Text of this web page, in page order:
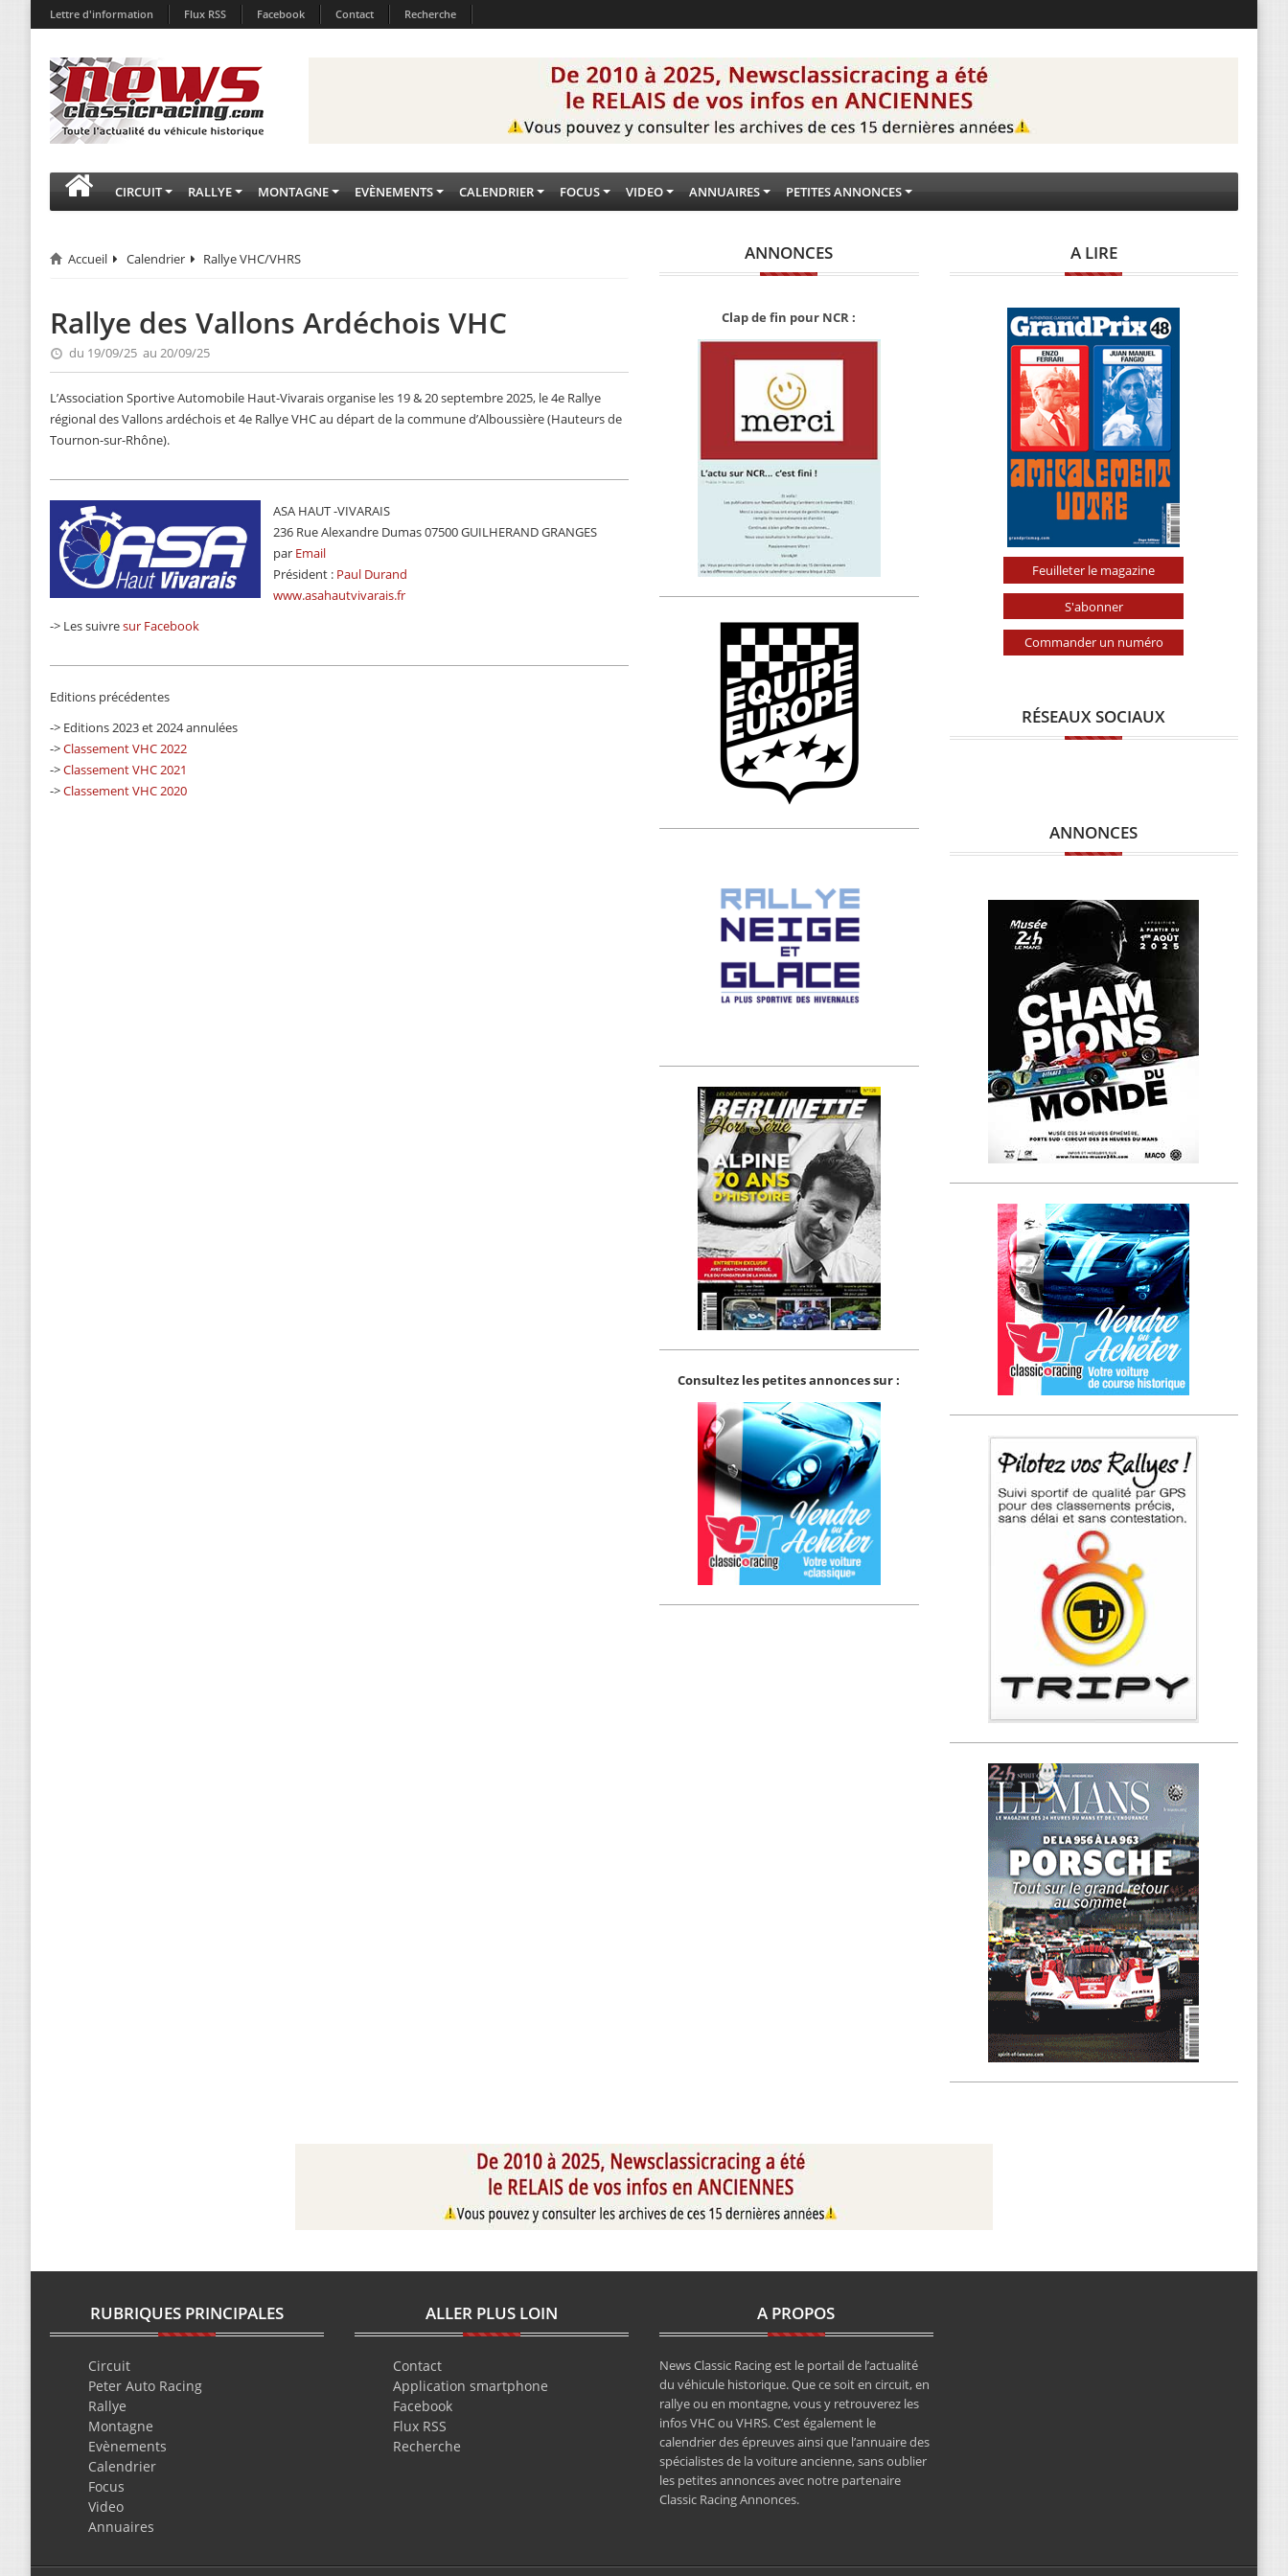
Lettre d'information Flux RSS Facebook Contact Recherche
CIRCUIT RALLYE MONTAGNE EVÈNEMENTS CALENDRIER FOCUS VIDEO ANNUAIRES PETITES ANNONCES
Accueil Calendrier Rallye VHC/VHRS
Rallye des Vallons Ardéchois VHC
du 19/09/25 au 20/09/25
L’Association Sportive Automobile Haut-Vivarais organise les 19 & 20 septembre 2025, le 4e Rallye
régional des Vallons ardéchois et 4e Rallye VHC au départ de la commune d’Alboussière (Hauteurs de
Tournon-sur-Rhône).
ASA HAUT -VIVARAIS
236 Rue Alexandre Dumas 07500 GUILHERAND GRANGES
par Email
Président : Paul Durand
www.asahautvivarais.fr
-> Les suivresur Facebook
Editions précédentes
-> Editions 2023 et 2024 annulées
->Classement VHC 2022
->Classement VHC 2021
->Classement VHC 2020
ANNONCES
Clap de fin pour NCR :
Consultez les petites annonces sur :
A LIRE
Feuilleter le magazine
S'abonner
Commander un numéro
RÉSEAUX SOCIAUX
ANNONCES
RUBRIQUES PRINCIPALES
Circuit
Peter Auto Racing
Rallye
Montagne
Evènements
Calendrier
Focus
Video
Annuaires
ALLER PLUS LOIN
Contact
Application smartphone
Facebook
Flux RSS
Recherche
A PROPOS
News Classic Racing est le portail de l’actualité
du véhicule historique. Que ce soit en circuit, en
rallye ou en montagne, vous y retrouverez les
infos VHC ou VHRS. C’est également le
calendrier des épreuves ainsi que l’annuaire des
spécialistes de la voiture ancienne, sans oublier
les petites annonces avec notre partenaire
Classic Racing Annonces.